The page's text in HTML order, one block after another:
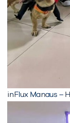
inFlux Manaus –